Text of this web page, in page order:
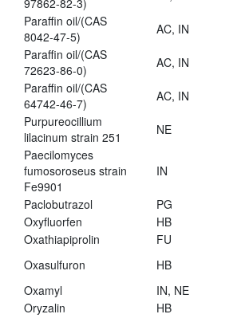
97862-82-3)
Paraffin oil/(CAS
8042-47-5)
AC, IN
Paraffin oil/(CAS
72623-86-0)
AC, IN
Paraffin oil/(CAS
64742-46-7)
AC, IN
Purpureocillium
lilacinum strain 251
NE
Paecilomyces
fumosoroseus strain
Fe9901
IN
Paclobutrazol PG
Oxyfluorfen
HB
Oxathiapiprolin
FU
Oxasulfuron
HB
Oxamyl
IN, NE
Oryzalin
HB